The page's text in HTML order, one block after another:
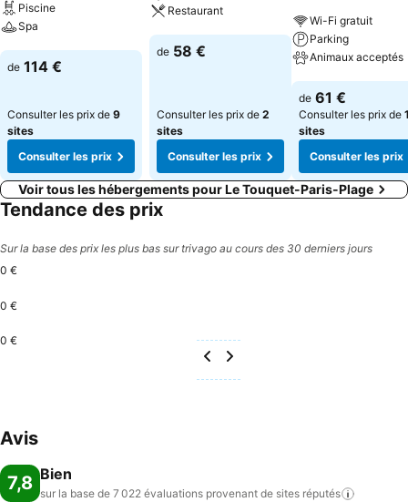
Piscine
Spa
Consulter les prix
de 114 €
Consulter les prix de 9
sites
Consulter les prix
Restaurant
Consulter les prix
de 58 €
Consulter les prix de 2
sites
Consulter les prix
Wi-Fi gratuit
Parking
Animaux acceptés
Consulter les
de 61 €
Consulter les prix de
sites
Consulter les prix
Voir tous les hébergements pour Le Touquet-Paris-Plage
Tendance des prix
Sur la base des prix les plus bas sur trivago au cours des 30 derniers jours
0 €
0 €
0 €
Avis
7,8 Bien
sur la base de 7 022 évaluations provenant de sites réputés